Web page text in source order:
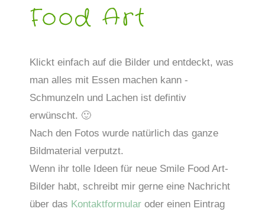
Food Art
Klickt einfach auf die Bilder und entdeckt, was
man alles mit Essen machen kann -
Schmunzeln und Lachen ist defintiv
erwünscht. 🙂
Nach den Fotos wurde natürlich das ganze
Bildmaterial verputzt.
Wenn ihr tolle Ideen für neue Smile Food Art-
Bilder habt, schreibt mir gerne eine Nachricht
über das Kontaktformular oder einen Eintrag